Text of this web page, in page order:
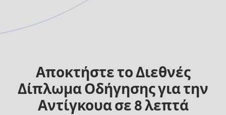
Αποκτήστε το Διεθνές
Δίπλωμα Οδήγησης για την
Αντίγκουα σε 8 λεπτά